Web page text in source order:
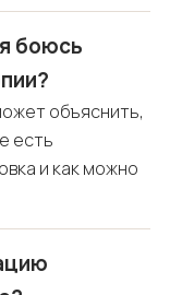
боюсь
объяснить,
есть
и как можно